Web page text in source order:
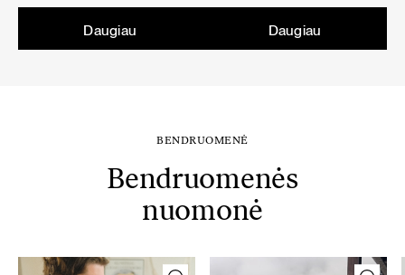
Daugiau Daugiau
BENDRUOMENĖ
Bendruomenės
nuomonė